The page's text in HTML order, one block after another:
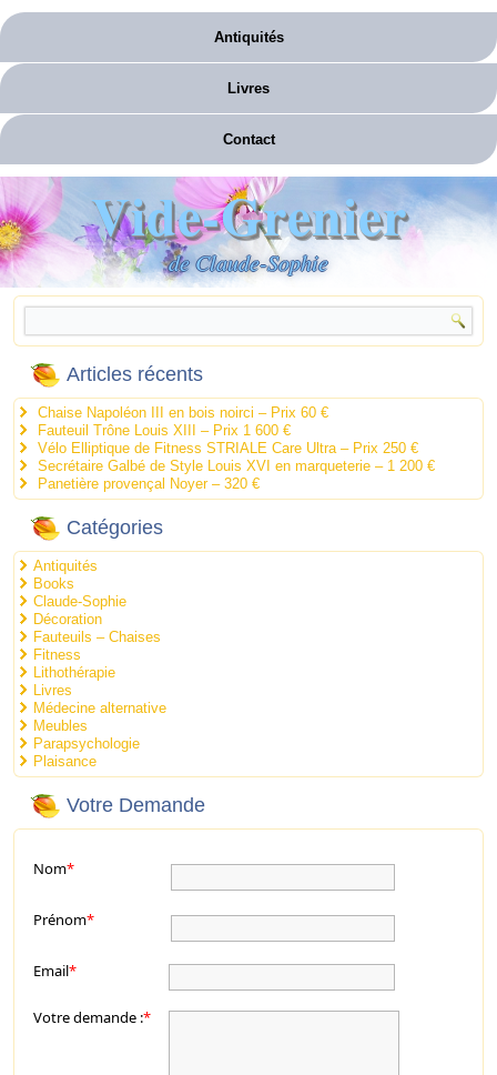
Antiquités
Livres
Contact
Vide-Grenier
de Claude-Sophie
Articles récents
Chaise Napoléon III en bois noirci – Prix 60 €
Fauteuil Trône Louis XIII – Prix 1 600 €
Vélo Elliptique de Fitness STRIALE Care Ultra – Prix 250 €
Secrétaire Galbé de Style Louis XVI en marqueterie – 1 200 €
Panetière provençal Noyer – 320 €
Catégories
Antiquités
Books
Claude-Sophie
Décoration
Fauteuils – Chaises
Fitness
Lithothérapie
Livres
Médecine alternative
Meubles
Parapsychologie
Plaisance
Votre Demande
Nom*
Prénom*
Email*
Votre demande :*